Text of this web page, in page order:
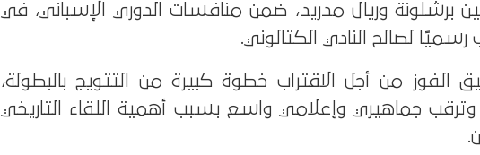
برشلونة وريال مدريد، ضمن منافسات الدوري الإسباني، في
لصالح النادي الكتالوني.
الفوز من أجل الاقتراب خطوة كبيرة من التتويج بالبطولة،
جماهيري وإعلامي واسع بسبب أهمية اللقاء التاريخي